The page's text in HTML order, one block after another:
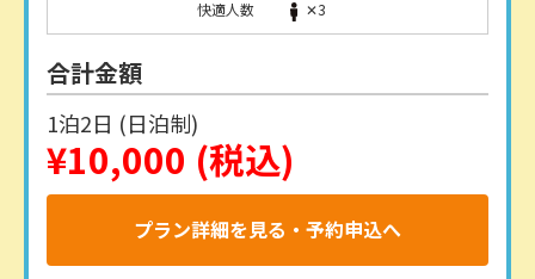
快適人数 ✕3
合計金額
1泊2日 (日泊制)
¥10,000 (税込)
プラン詳細を見る・予約申込へ